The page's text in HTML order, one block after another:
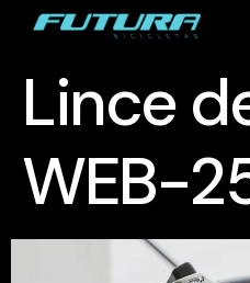
Lince
WEB-